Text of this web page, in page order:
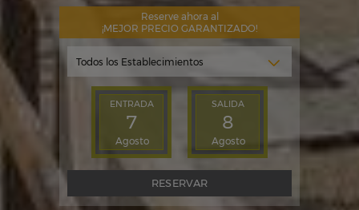
Reserve ahora al
¡MEJOR PRECIO GARANTIZADO!
ENTRADA
7
Agosto
SALIDA
8
Agosto